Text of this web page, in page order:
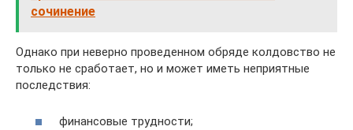
сочинение
Однако при неверно проведенном обряде колдовство не
только не сработает, но и может иметь неприятные
последствия:
финансовые трудности;